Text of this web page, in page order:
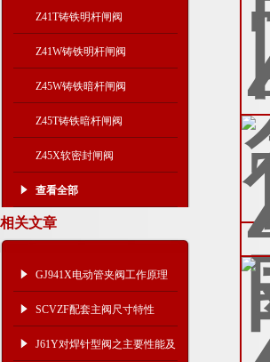
Z41T铸铁明杆闸阀
Z41W铸铁明杆闸阀
Z45W铸铁暗杆闸阀
Z45T铸铁暗杆闸阀
Z45X软密封闸阀
查看全部
相关文章
GJ941X电动管夹阀工作原理
及技术特点
SCVZF配套主阀尺寸特性
J61Y对焊针型阀之主要性能及